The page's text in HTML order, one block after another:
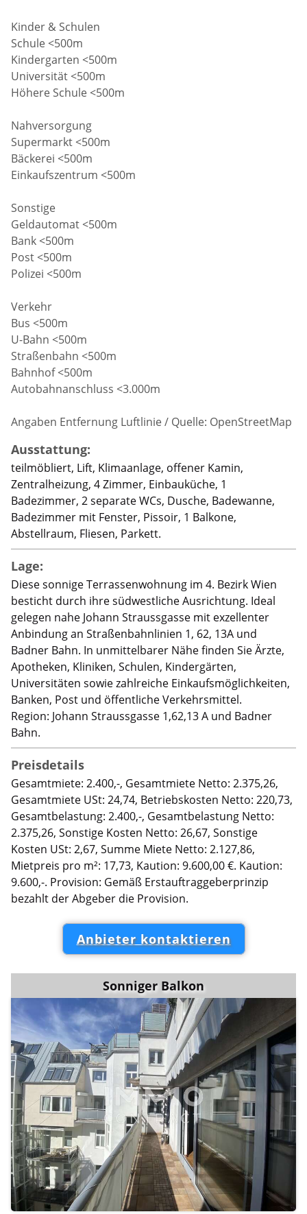
Kinder & Schulen
Schule <500m
Kindergarten <500m
Universität <500m
Höhere Schule <500m
Nahversorgung
Supermarkt <500m
Bäckerei <500m
Einkaufszentrum <500m
Sonstige
Geldautomat <500m
Bank <500m
Post <500m
Polizei <500m
Verkehr
Bus <500m
U-Bahn <500m
Straßenbahn <500m
Bahnhof <500m
Autobahnanschluss <3.000m
Angaben Entfernung Luftlinie / Quelle: OpenStreetMap
Ausstattung:
teilmöbliert, Lift, Klimaanlage, offener Kamin,
Zentralheizung, 4 Zimmer, Einbauküche, 1
Badezimmer, 2 separate WCs, Dusche, Badewanne,
Badezimmer mit Fenster, Pissoir, 1 Balkone,
Abstellraum, Fliesen, Parkett.
Lage:
Diese sonnige Terrassenwohnung im 4. Bezirk Wien
besticht durch ihre südwestliche Ausrichtung. Ideal
gelegen nahe Johann Straussgasse mit exzellenter
Anbindung an Straßenbahnlinien 1, 62, 13A und
Badner Bahn. In unmittelbarer Nähe finden Sie Ärzte,
Apotheken, Kliniken, Schulen, Kindergärten,
Universitäten sowie zahlreiche Einkaufsmöglichkeiten,
Banken, Post und öffentliche Verkehrsmittel.
Region: Johann Straussgasse 1,62,13 A und Badner
Bahn.
Preisdetails
Gesamtmiete: 2.400,-, Gesamtmiete Netto: 2.375,26,
Gesamtmiete USt: 24,74, Betriebskosten Netto: 220,73,
Gesamtbelastung: 2.400,-, Gesamtbelastung Netto:
2.375,26, Sonstige Kosten Netto: 26,67, Sonstige
Kosten USt: 2,67, Summe Miete Netto: 2.127,86,
Mietpreis pro m²: 17,73, Kaution: 9.600,00 €. Kaution:
9.600,-. Provision: Gemäß Erstauftraggeberprinzip
bezahlt der Abgeber die Provision.
Anbieter kontaktieren
Sonniger Balkon